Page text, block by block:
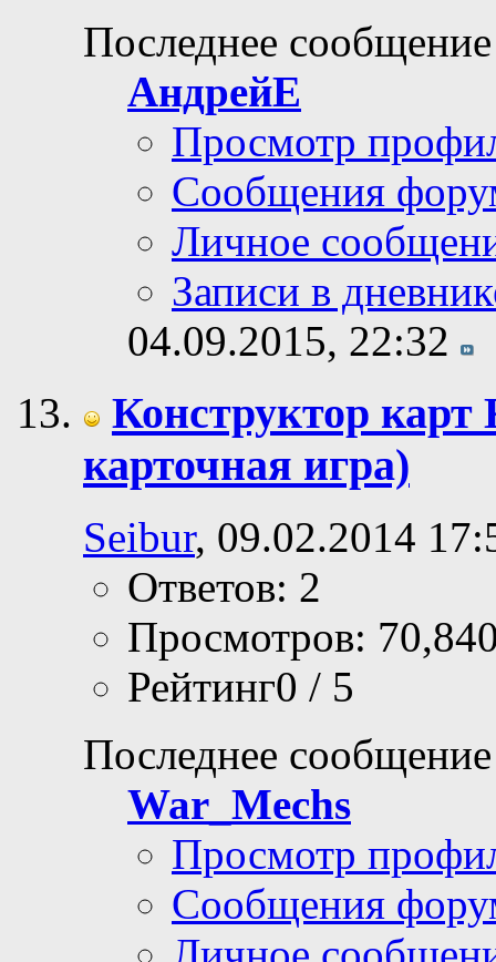
Последнее
АндрейЕ
Просмотр
Сообщения
Личное
Записи в
04.09.2015, 22:32
Конструктор
карточная игра)
Seibur, 09.02.2014
Ответов: 2
Просмотров:
Рейтинг0 / 5
Последнее
War_Mechs
Просмотр
Сообщения